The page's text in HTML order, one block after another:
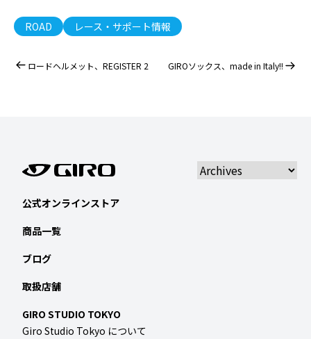
ROAD レース・サポート情報
ロードヘルメット、REGISTER 2 GIROソックス、made in Italy!!
公式オンラインストア
商品一覧
ブログ
取扱店舗
GIRO STUDIO TOKYO
Giro Studio Tokyo について